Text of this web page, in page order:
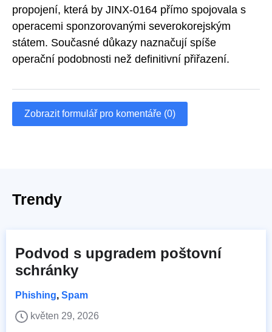
propojení, která by JINX-0164 přímo spojovala s
operacemi sponzorovanými severokorejským
státem. Současné důkazy naznačují spíše
operační podobnosti než definitivní přiřazení.
Zobrazit formulář pro komentáře (0)
Trendy
Podvod s upgradem poštovní
schránky
Phishing, Spam
květen 29, 2026